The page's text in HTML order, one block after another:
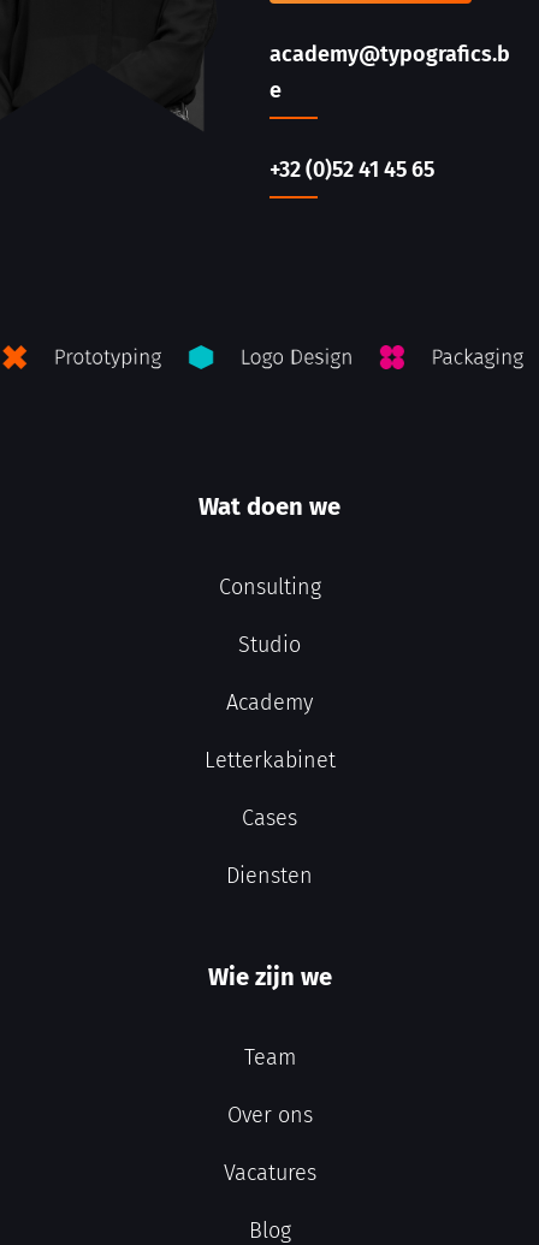
academy@typografics.b
e
+32 (0)52 41 45 65
Wat doen we
Consulting
Studio
Academy
Letterkabinet
Cases
Diensten
Wie zijn we
Team
Over ons
Vacatures
Blog